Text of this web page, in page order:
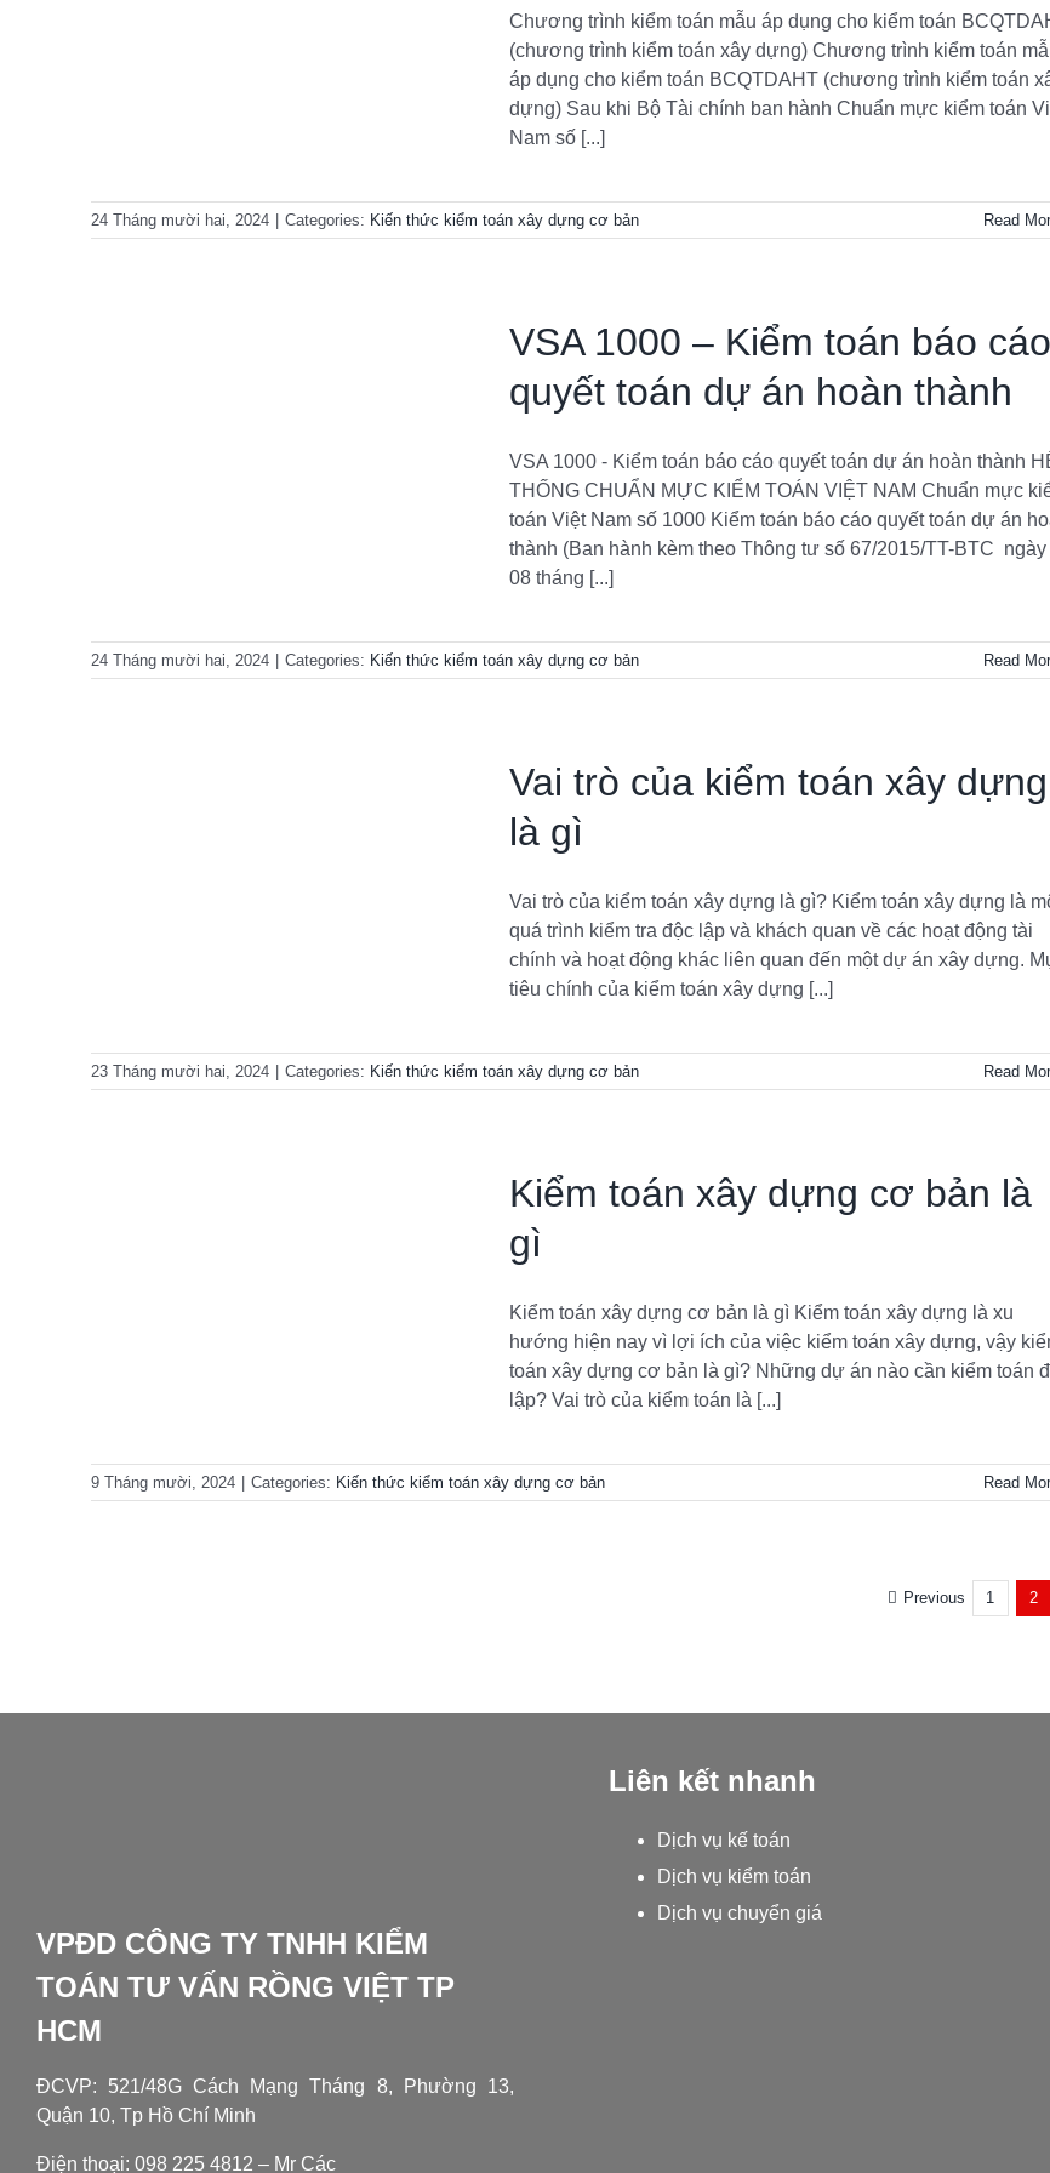
Chương trình kiểm toán mẫu áp dụng cho kiểm toán
(chương trình kiểm toán xây dựng) Chương trình kiểm toán
áp dụng cho kiểm toán BCQTDAHT (chương trình kiểm toán
dựng) Sau khi Bộ Tài chính ban hành Chuẩn mực kiểm toán
Nam số [...]
24 Tháng mười hai, 2024 | Categories: Kiến thức kiểm toán xây dựng cơ bản Read
VSA 1000 – Kiểm toán báo cáo
quyết toán dự án hoàn thành
VSA 1000 - Kiểm toán báo cáo quyết toán dự án hoàn thành
THỐNG CHUẨN MỰC KIỂM TOÁN VIỆT NAM Chuẩn mực
toán Việt Nam số 1000 Kiểm toán báo cáo quyết toán dự án
thành (Ban hành kèm theo Thông tư số 67/2015/TT-BTC ngày
08 tháng [...]
24 Tháng mười hai, 2024 | Categories: Kiến thức kiểm toán xây dựng cơ bản Read
Vai trò của kiểm toán xây dựng
là gì
Vai trò của kiểm toán xây dựng là gì? Kiểm toán xây dựng là
quá trình kiểm tra độc lập và khách quan về các hoạt động tài
chính và hoạt động khác liên quan đến một dự án xây dựng.
tiêu chính của kiểm toán xây dựng [...]
23 Tháng mười hai, 2024 | Categories: Kiến thức kiểm toán xây dựng cơ bản Read
Kiểm toán xây dựng cơ bản là
gì
Kiểm toán xây dựng cơ bản là gì Kiểm toán xây dựng là xu
hướng hiện nay vì lợi ích của việc kiểm toán xây dựng, vậy
toán xây dựng cơ bản là gì? Những dự án nào cần kiểm toán
lập? Vai trò của kiểm toán là [...]
9 Tháng mười, 2024 | Categories: Kiến thức kiểm toán xây dựng cơ bản Read
Previous 1 2
VPĐD CÔNG TY TNHH KIỂM
TOÁN TƯ VẤN RỒNG VIỆT TP
HCM
ĐCVP: 521/48G Cách Mạng Tháng 8, Phường 13,
Quận 10, Tp Hồ Chí Minh
Điện thoại: 098 225 4812 – Mr Các
Liên kết nhanh
Dịch vụ kế toán
Dịch vụ kiểm toán
Dịch vụ chuyển giá